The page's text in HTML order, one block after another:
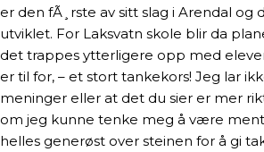
er den fÃ¸rste av sitt slag i Arendal
utviklet. For Laksvatn skole blir da
det trappes ytterligere opp med
er til for, – et stort tankekors! Jeg lar
meninger eller at det du sier er mer
om jeg kunne tenke meg å være
helles generøst over steinen for å gi